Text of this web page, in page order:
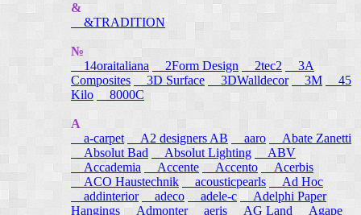
&
&TRADITION
№
14oraitaliana
2Form Design 2tec2
3A
Composites
3D Surface 3DWalldecor 3M
45
Kilo
8000C
A
a-carpet
A2 designers AB aaro
Abate Zanetti
Absolut Bad
Absolut Lighting
ABV
Accademia
Accente Accento
Acerbis
ACO Haustechnik
acousticpearls
Ad Hoc
addinterior
adeco adele-c
Adelphi Paper
Hangings Admonter aeris AG Land Agape